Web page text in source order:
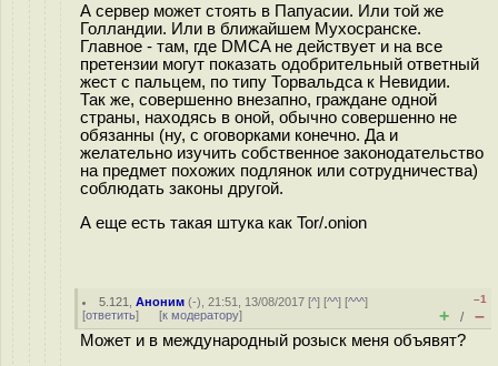
А сервер может стоять в Папуасии. Или той же
Голландии. Или в ближайшем Мухосранске.
Главное - там, где DMCA не действует и на все
претензии могут показать одобрительный ответный
жест с пальцем, по типу Торвальдса к Невидии.
Так же, совершенно внезапно, граждане одной
страны, находясь в оной, обычно совершенно не
обязанны (ну, с оговорками конечно. Да и
желательно изучить собственное законодательство
на предмет похожих подлянок или сотрудничества)
соблюдать законы другой.
А еще есть такая штука как Tor/.onion
5.121 ,Аноним (-), 21:51, 13/08/2017 [^] [^^] [^^^]
[ответить] [к модератору]
–1
+ / –
Может и в международный розыск меня объявят?